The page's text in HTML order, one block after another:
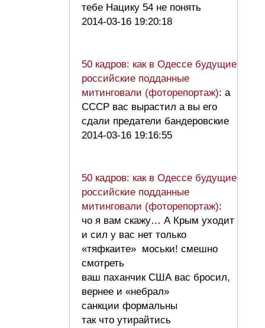
тебе Нацику 54 не понять
2014-03-16 19:20:18
50 кадров: как в Одессе будущие
российские подданные
митинговали (фоторепортаж): а
СССР вас вырастил а вы его
сдали предатели бандеровские
2014-03-16 19:16:55
50 кадров: как в Одессе будущие
российские подданные
митинговали (фоторепортаж):
чо я вам скажу… А Крым уходит
и сил у вас нет только
«тяфкаите» моськи! смешно
смотреть
ваш паханчик США вас бросил,
вернее и «небрал»
санкции формальны
так что утирайтись